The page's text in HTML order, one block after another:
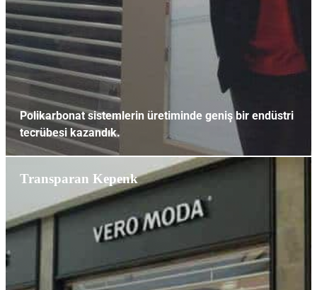
Polikarbonat sistemlerin üretiminde geniş bir endüstri
tecrübesi kazandık.
Polikarbonat Kepenk
Transparan Kepenk